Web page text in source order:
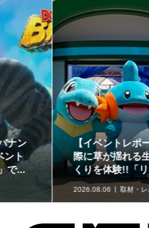
赤ちゃん向けスピナー
「KIRBY ピタッとくるる
ん♪カービィスピナー」...
グッズ情報